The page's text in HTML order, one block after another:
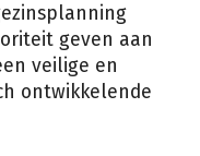
geven aan
veilige en
ontwikkelende